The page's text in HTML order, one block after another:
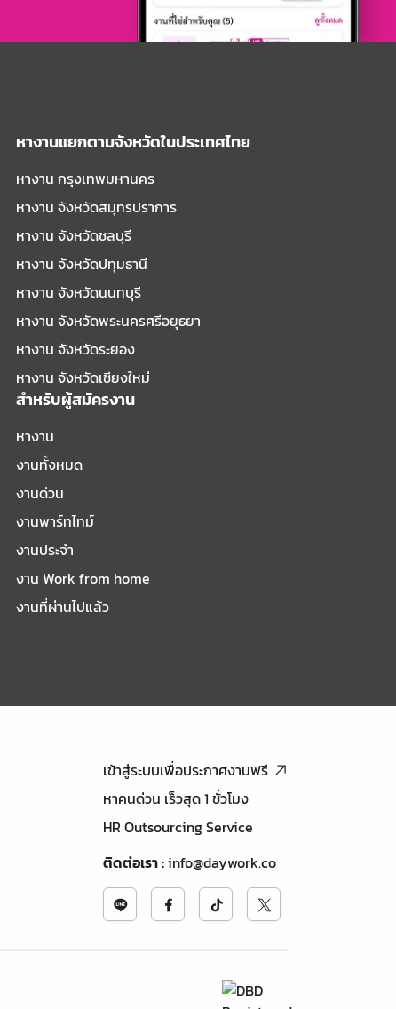
หางานแยกตามจังหวัดในประเทศไทย
หางาน กรุงเทพมหานคร
หางาน จังหวัดสมุทรปราการ
หางาน จังหวัดชลบุรี
หางาน จังหวัดปทุมธานี
หางาน จังหวัดนนทบุรี
หางาน จังหวัดพระนครศรีอยุธยา
หางาน จังหวัดระยอง
หางาน จังหวัดเชียงใหม่
สำหรับผู้สมัครงาน
หางาน
งานทั้งหมด
งานด่วน
งานพาร์ทไทม์
งานประจำ
งาน Work from home
งานที่ผ่านไปแล้ว
เข้าสู่ระบบเพื่อประกาศงานฟรี
หาคนด่วน เร็วสุด 1 ชั่วโมง
HR Outsourcing Service
ติดต่อเรา:info@daywork.co